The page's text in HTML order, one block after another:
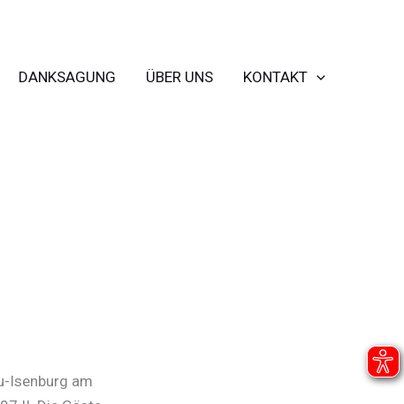
DANKSAGUNG ÜBER UNS KONTAKT
Isenburg am